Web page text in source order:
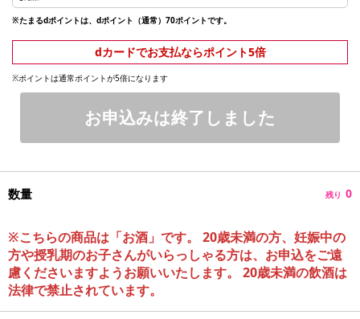
※たまるdポイントは、dポイント（通常）70ポイントです。
dカードでお支払ならポイント5倍
※ポイントは通常ポイントが5倍になります
お申込みは終了しました
数量 残り 0
※こちらの商品は「お酒」です。 20歳未満の方、妊娠中の
方や授乳期のお子さんがいらっしゃる方は、お申込をご遠
慮くださいますようお願いいたします。 20歳未満の飲酒は
法律で禁止されています。